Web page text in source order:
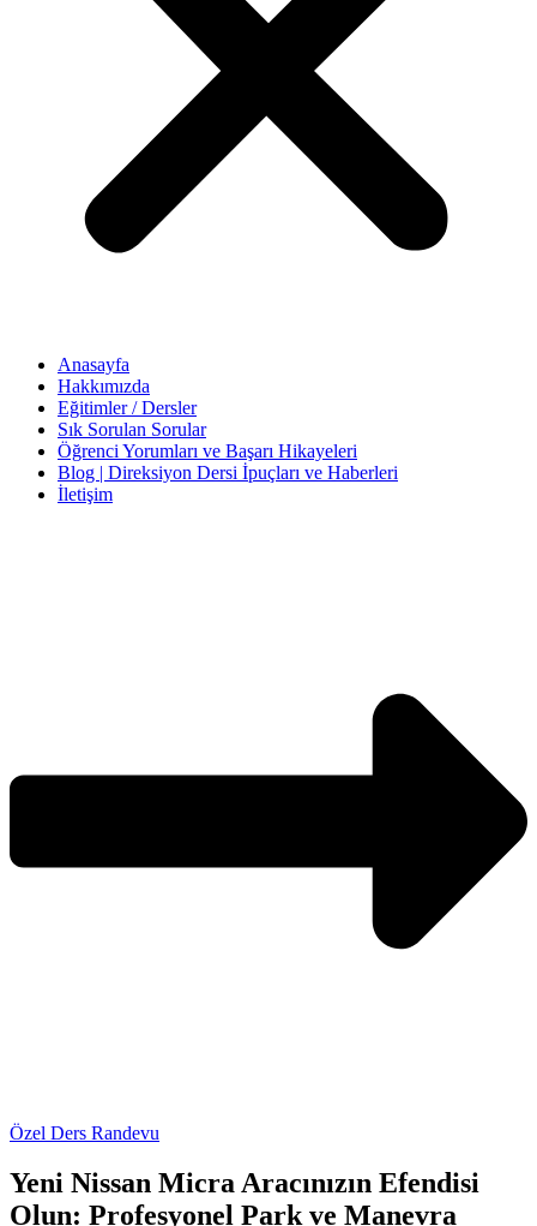
Anasayfa
Hakkımızda
Eğitimler / Dersler
Sık Sorulan Sorular
Öğrenci Yorumları ve Başarı Hikayeleri
Blog | Direksiyon Dersi İpuçları ve Haberleri
İletişim
Özel Ders Randevu
Yeni Nissan Micra Aracınızın Efendisi
Olun: Profesyonel Park ve Manevra